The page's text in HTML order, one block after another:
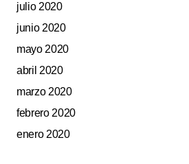
julio 2020
junio 2020
mayo 2020
abril 2020
marzo 2020
febrero 2020
enero 2020